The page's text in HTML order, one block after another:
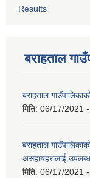
Results
बराहताल
बराहताल
मिति: 06/17/2021
बराहताल
असहायहरुलाई उपलब्ध
मिति: 06/17/2021